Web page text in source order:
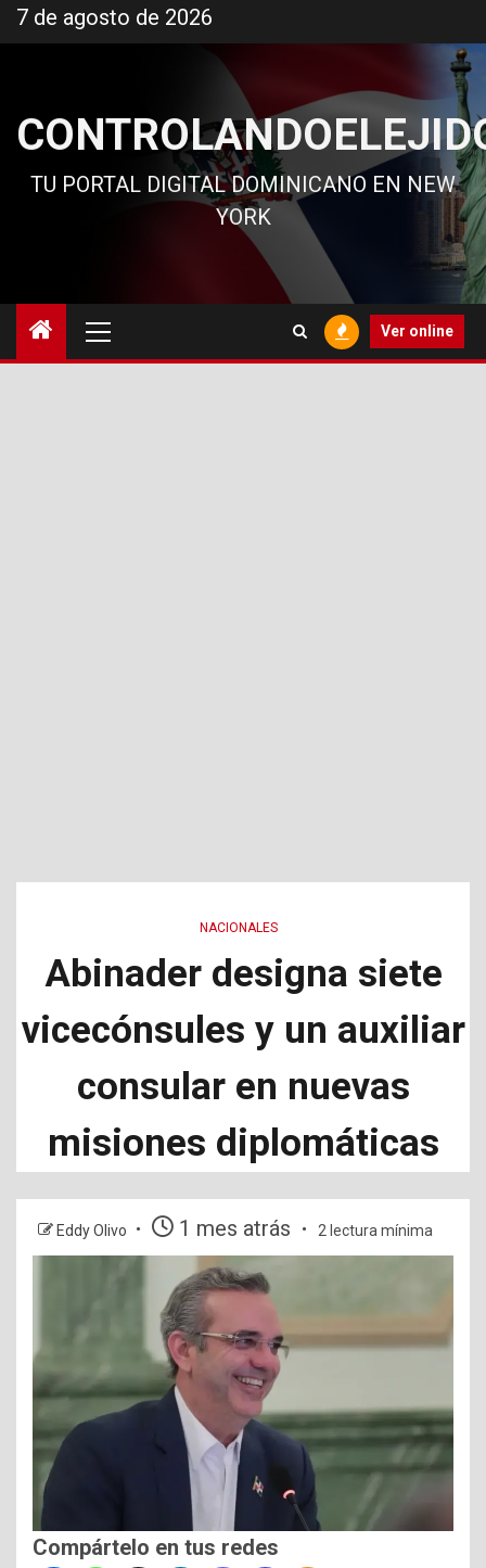
al
7 de agosto de 2026
TU PORTAL DIGITAL DOMINICANO EN NEW
YORK
principal
Ver online
NACIONALES
Abinader designa siete
vicecónsules y un auxiliar
consular en nuevas
misiones diplomáticas
Eddy Olivo 1 mes atrás 2 lectura mínima
Compártelo en tus redes